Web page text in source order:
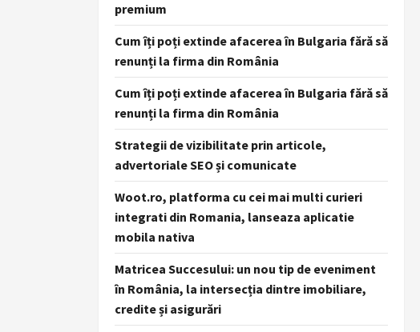
premium
Cum îți poți extinde afacerea în Bulgaria fără să
renunți la firma din România
Cum îți poți extinde afacerea în Bulgaria fără să
renunți la firma din România
Strategii de vizibilitate prin articole,
advertoriale SEO și comunicate
Woot.ro, platforma cu cei mai multi curieri
integrati din Romania, lanseaza aplicatie
mobila nativa
Matricea Succesului: un nou tip de eveniment
în România, la intersecția dintre imobiliare,
credite și asigurări